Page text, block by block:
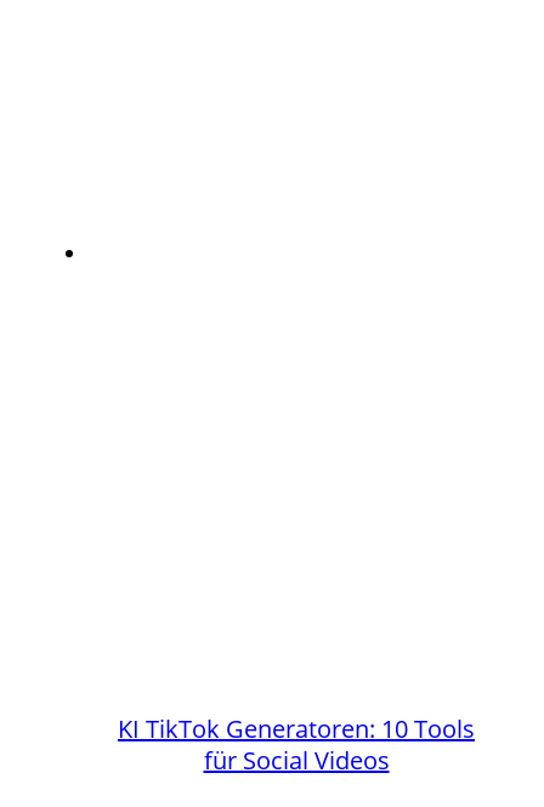
KI TikTok Generatoren: 10 Tools
für Social Videos